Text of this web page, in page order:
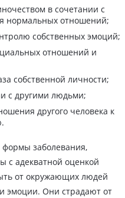
в сочетании с
нормальных отношений;
собственных эмоций;
отношений и
собственной личности;
с другими людьми;
другого человека к
заболевания,
с адекватной оценкой
от окружающих людей
эмоции. Они страдают от